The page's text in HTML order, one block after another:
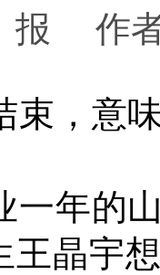
报 作
，意
年的
王晶宇